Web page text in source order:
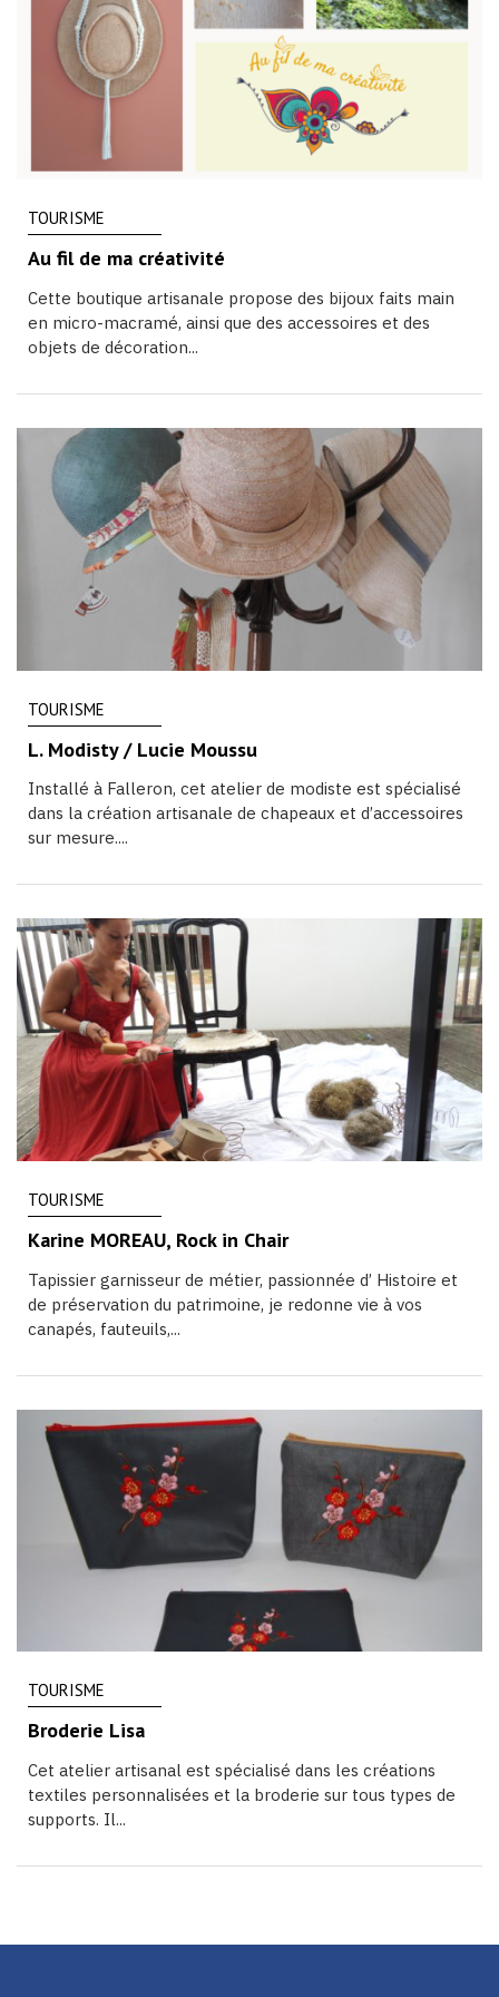
TOURISME
Au fil de ma créativité
Cette boutique artisanale propose des bijoux faits main
en micro-macramé, ainsi que des accessoires et des
objets de décoration...
TOURISME
L. Modisty / Lucie Moussu
Installé à Falleron, cet atelier de modiste est spécialisé
dans la création artisanale de chapeaux et d’accessoires
sur mesure....
TOURISME
Karine MOREAU, Rock in Chair
Tapissier garnisseur de métier, passionnée d’ Histoire et
de préservation du patrimoine, je redonne vie à vos
canapés, fauteuils,...
TOURISME
Broderie Lisa
Cet atelier artisanal est spécialisé dans les créations
textiles personnalisées et la broderie sur tous types de
supports. Il...